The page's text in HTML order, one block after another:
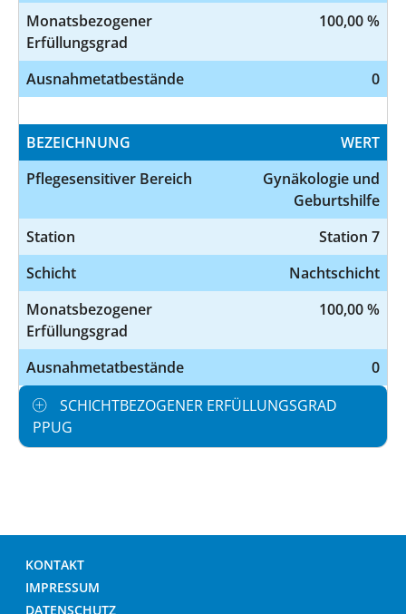
Monatsbezogener
Erfüllungsgrad
100,00 %
Ausnahmetatbestände 0
BEZEICHNUNG
WERT
Pflegesensitiver Bereich
Gynäkologie und
Geburtshilfe
Station
Station 7
Schicht
Nachtschicht
Monatsbezogener
Erfüllungsgrad
100,00 %
Ausnahmetatbestände
0
SCHICHTBEZOGENER ERFÜLLUNGSGRAD
PPUG
KONTAKT
IMPRESSUM
DATENSCHUTZ